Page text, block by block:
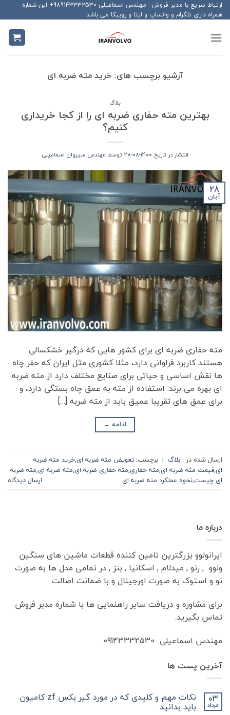
Skip
to
content
ارتباط سریع با مدیر فروش : مهندس اسماعیلی 989143332530+ این شماره
همراه دارای تلگرام و واتساپ و ایتا و روبیکا می باشد
آرشیو برچسب های: خرید مته ضربه ای
بلاگ
بهترین مته حفاری ضربه ای را از کجا خریداری
کنیم؟
انتشار در تاریخ 1400-08-28 توسط مهندس سیروان اسماعیلی
28
آبان
مته حفاری ضربه ای برای کشور هایی که درگیر خشکسالی
هستند کاربرد فراوانی دارد، مثلا کشوری مثل ایران که حفر چاه
ها نقش اساسی و حیاتی برای صنایع مختلف دارد از مته ضربه
ای بهره می برند. استفاده از مته به عمق چاه بستگی دارد، و
برای عمق های تقریبا عمیق باید از مته ضربه […]
ادامه →
ارسال شده در : بلاگ | برچسب: تعویض مته ضربه ای,خرید مته ضربه
ای,قیمت مته ضربه ای,مته حفاری,مته حفاری ضربه ای,مته ضربه ای,مته ضربه
ای چیست,نحوه عملکرد مته ضربه ای ارسال دیدگاه
درباره ما
ایرانولوو بزرگترین تامین کننده قطعات ماشین های سنگین
ولوو , رنو , میدلام , اسکانیا , بنز , در تمامی مدل ها به صورت
نو و استوک به صورت اورجینال و با ضمانت اصالت
برای مشاوره و دریافت سایر راهنمایی ها با شماره مدیر فروش
تماس بگیرید.
مهندس اسماعیلی 09143332530
آخرین پست ها
03
مرداد
نکات مهم و کلیدی که در مورد گیر بکس zf کامیون
باید بدانید